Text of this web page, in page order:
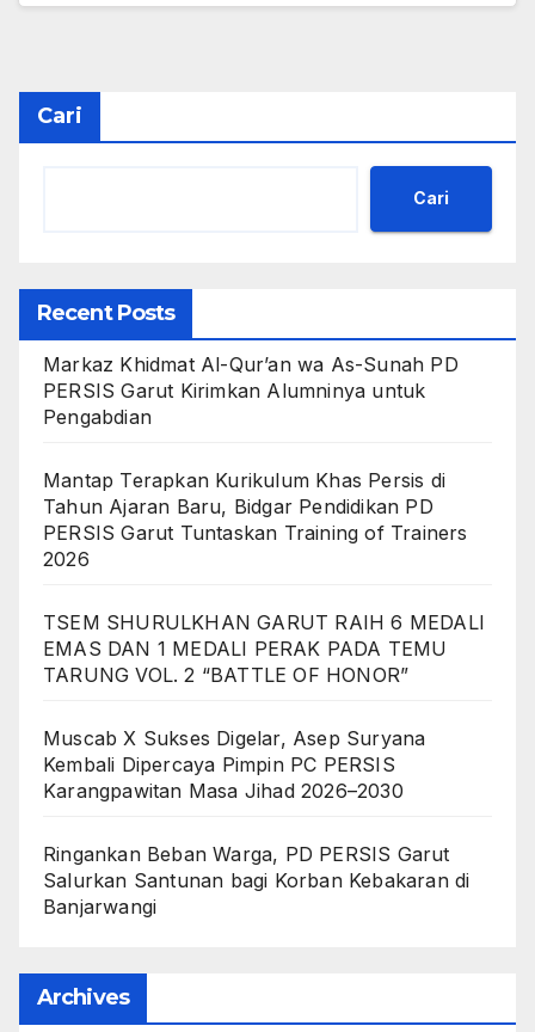
Cari
Cari
Recent Posts
Markaz Khidmat Al-Qur’an wa As-Sunah PD
PERSIS Garut Kirimkan Alumninya untuk
Pengabdian
Mantap Terapkan Kurikulum Khas Persis di
Tahun Ajaran Baru, Bidgar Pendidikan PD
PERSIS Garut Tuntaskan Training of Trainers
2026
TSEM SHURULKHAN GARUT RAIH 6 MEDALI
EMAS DAN 1 MEDALI PERAK PADA TEMU
TARUNG VOL. 2 “BATTLE OF HONOR”
Muscab X Sukses Digelar, Asep Suryana
Kembali Dipercaya Pimpin PC PERSIS
Karangpawitan Masa Jihad 2026–2030
Ringankan Beban Warga, PD PERSIS Garut
Salurkan Santunan bagi Korban Kebakaran di
Banjarwangi
Archives